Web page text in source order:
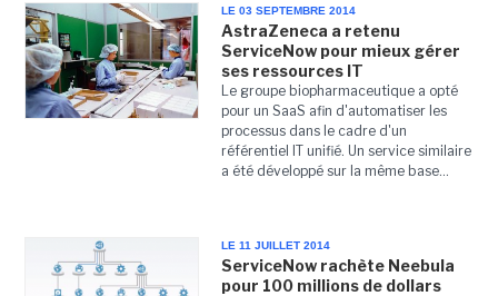
LE 03 SEPTEMBRE 2014
AstraZeneca a retenu
ServiceNow pour mieux gérer
ses ressources IT
Le groupe biopharmaceutique a opté
pour un SaaS afin d'automatiser les
processus dans le cadre d'un
référentiel IT unifié. Un service similaire
a été développé sur la même base...
LE 11 JUILLET 2014
ServiceNow rachète Neebula
pour 100 millions de dollars